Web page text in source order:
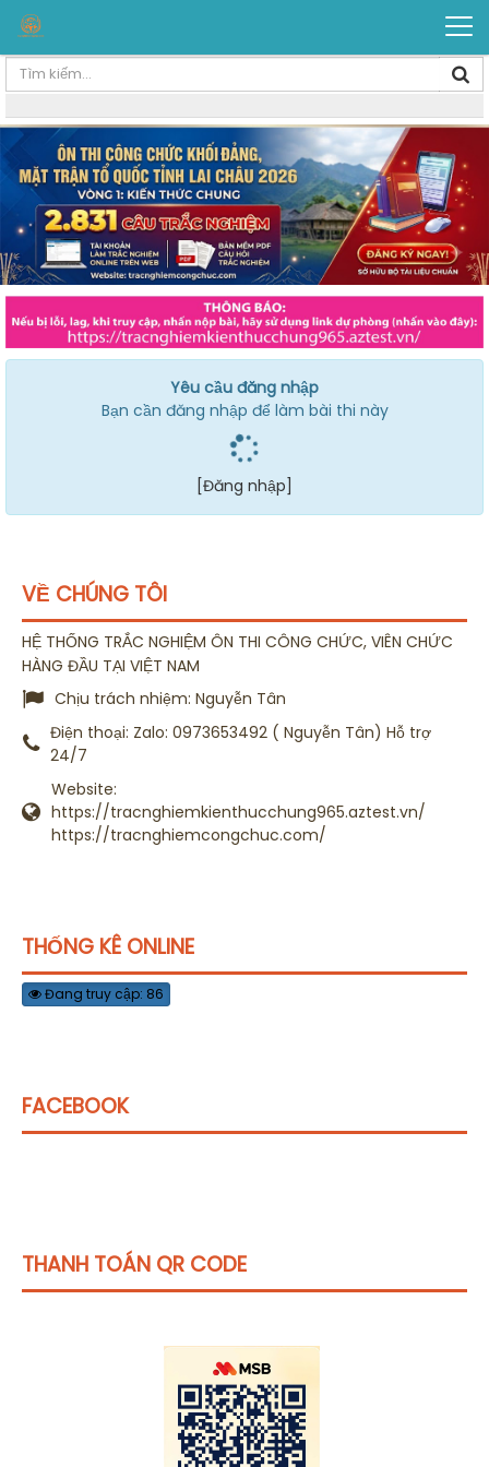
Yêu cầu đăng nhập
Bạn cần đăng nhập để làm bài thi này
[Đăng nhập]
VỀ CHÚNG TÔI
HỆ THỐNG TRẮC NGHIỆM ÔN THI CÔNG CHỨC, VIÊN CHỨC
HÀNG ĐẦU TẠI VIỆT NAM
Chịu trách nhiệm: Nguyễn Tân
Điện thoại: Zalo: 0973653492 ( Nguyễn Tân) Hỗ trợ
24/7
Website:
https://tracnghiemkienthucchung965.aztest.vn/
https://tracnghiemcongchuc.com/
THỐNG KÊ ONLINE
Đang truy cập: 86
FACEBOOK
THANH TOÁN QR CODE